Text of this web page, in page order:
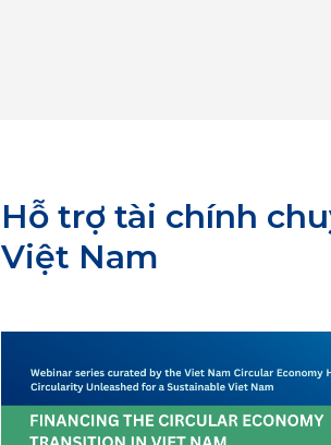
Hỗ trợ tài chính
Việt Nam